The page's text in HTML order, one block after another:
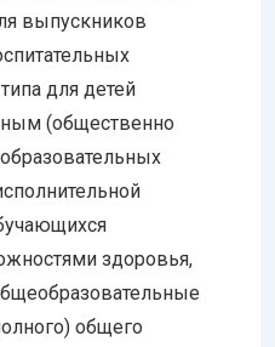
выпускников
для детей
(общественно
здоровья,
общего